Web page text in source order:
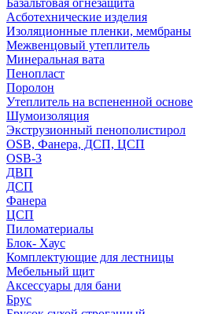
Базальтовая огнезащита
Асботехнические изделия
Изоляционные пленки, мембраны
Межвенцовый утеплитель
Минеральная вата
Пенопласт
Поролон
Утеплитель на вспененной основе
Шумоизоляция
Экструзионный пенополистирол
OSB, Фанера, ДСП, ЦСП
OSB-3
ДВП
ДСП
Фанера
ЦСП
Пиломатериалы
Блок- Хаус
Комплектующие для лестницы
Мебельный щит
Аксессуары для бани
Брус